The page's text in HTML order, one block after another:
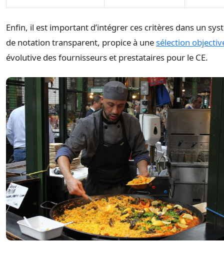
Enfin, il est important d’intégrer ces critères dans un
de notation transparent, propice à unesélection
évolutive des fournisseurs et prestataires pour le CE.